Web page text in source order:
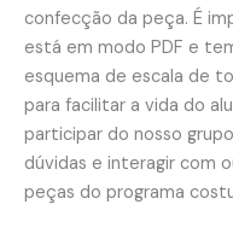
confecção da peça. É
está em modo PDF e
esquema de escala de
para facilitar a vida do
participar do nosso
dúvidas e interagir com
peças do programa